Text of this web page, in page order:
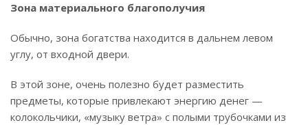
Зона материального благополучия
Обычно, зона богатства находится в дальнем левом
углу, от входной двери.
В этой зоне, очень полезно будет разместить
предметы, которые привлекают энергию денег —
колокольчики, «музыку ветра» с полыми трубочками из